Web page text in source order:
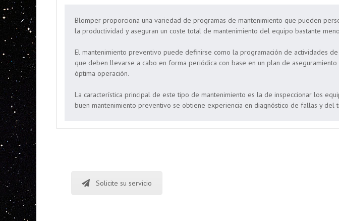
Blomper proporciona una variedad de programas de mantenimiento que pueden
la productividad y aseguran un coste total de mantenimiento del equipo bastante
El mantenimiento preventivo puede definirse como la programación de actividades
que deben llevarse a cabo en forma periódica con base en un plan de
óptima operación.
La característica principal de este tipo de mantenimiento es la de inspeccionar los
buen mantenimiento preventivo se obtiene experiencia en diagnóstico de fallas y
Solicite su servicio